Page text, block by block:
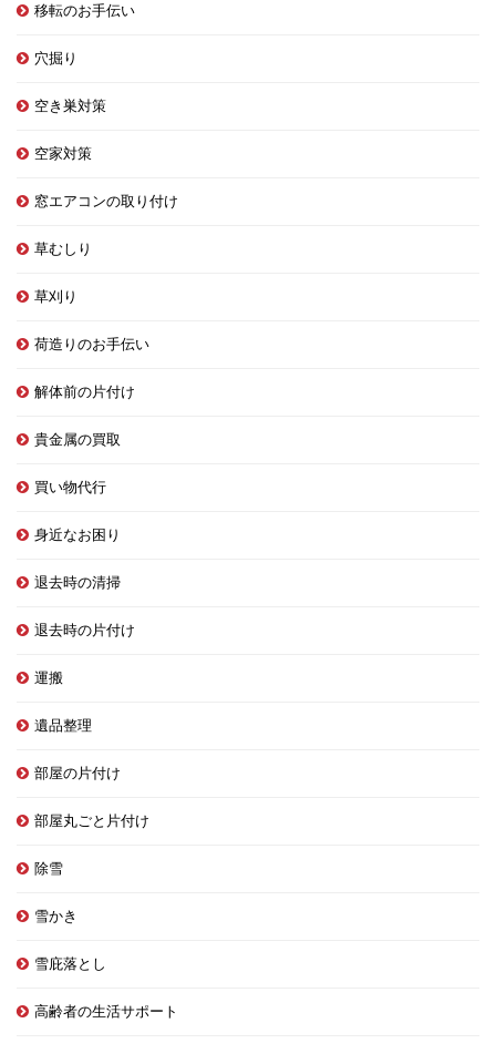
移転のお手伝い
穴掘り
空き巣対策
空家対策
窓エアコンの取り付け
草むしり
草刈り
荷造りのお手伝い
解体前の片付け
貴金属の買取
買い物代行
身近なお困り
退去時の清掃
退去時の片付け
運搬
遺品整理
部屋の片付け
部屋丸ごと片付け
除雪
雪かき
雪庇落とし
高齢者の生活サポート